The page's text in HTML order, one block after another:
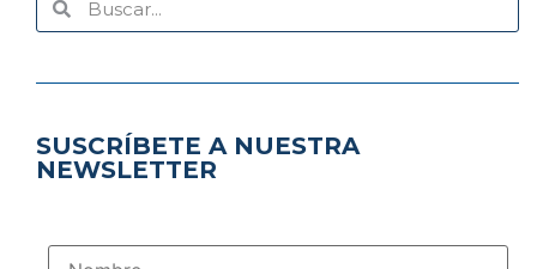
SUSCRÍBETE A NUESTRA
NEWSLETTER